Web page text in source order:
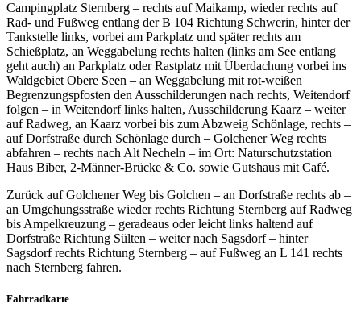
Campingplatz Sternberg – rechts auf Maikamp, wieder rechts auf
Rad- und Fußweg entlang der B 104 Richtung Schwerin, hinter der
Tankstelle links, vorbei am Parkplatz und später rechts am
Schießplatz, an Weggabelung rechts halten (links am See entlang
geht auch) an Parkplatz oder Rastplatz mit Überdachung vorbei ins
Waldgebiet Obere Seen – an Weggabelung mit rot-weißen
Begrenzungspfosten den Ausschilderungen nach rechts, Weitendorf
folgen – in Weitendorf links halten, Ausschilderung Kaarz – weiter
auf Radweg, an Kaarz vorbei bis zum Abzweig Schönlage, rechts –
auf Dorfstraße durch Schönlage durch – Golchener Weg rechts
abfahren – rechts nach Alt Necheln – im Ort: Naturschutzstation
Haus Biber, 2-Männer-Brücke & Co. sowie Gutshaus mit Café.
Zurück auf Golchener Weg bis Golchen – an Dorfstraße rechts ab –
an Umgehungsstraße wieder rechts Richtung Sternberg auf Radweg
bis Ampelkreuzung – geradeaus oder leicht links haltend auf
Dorfstraße Richtung Sülten – weiter nach Sagsdorf – hinter
Sagsdorf rechts Richtung Sternberg – auf Fußweg an L 141 rechts
nach Sternberg fahren.
Fahrradkarte